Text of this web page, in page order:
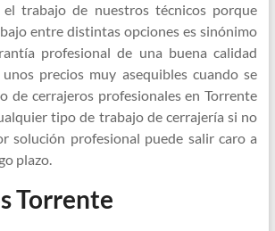
el trabajo de nuestros técnicos porque
entre distintas opciones es sinónimo
profesional de una buena calidad
precios muy asequibles cuando se
de cerrajeros profesionales en Torrente
tipo de trabajo de cerrajería si no
solución profesional puede salir caro a
plazo.
Torrente